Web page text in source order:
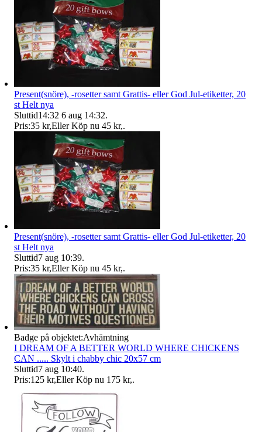
Present(snöre), -rosetter samt Grattis- eller God Jul-etiketter, 20
st Helt nya
Sluttid14:32 6 aug 14:32.
Pris:35 kr,Eller Köp nu 45 kr,.
Present(snöre), -rosetter samt Grattis- eller God Jul-etiketter, 20
st Helt nya
Sluttid7 aug 10:39.
Pris:35 kr,Eller Köp nu 45 kr,.
Badge på objektet:Avhämtning
I DREAM OF A BETTER WORLD WHERE CHICKENS
CAN ..... Skylt i chabby chic 20x57 cm
Sluttid7 aug 10:40.
Pris:125 kr,Eller Köp nu 175 kr,.